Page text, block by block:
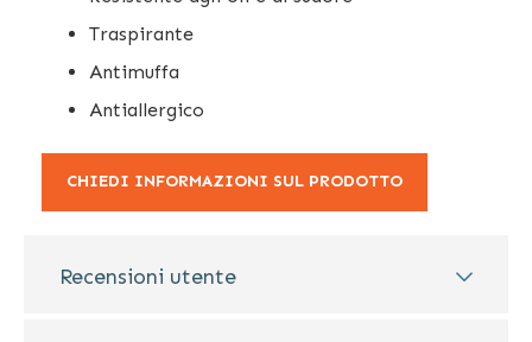
Traspirante
Antimuffa
Antiallergico
CHIEDI INFORMAZIONI SUL PRODOTTO
Recensioni utente